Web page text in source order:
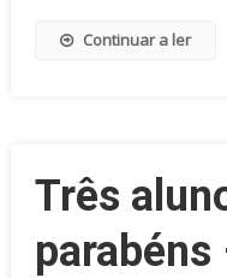
Continuar a ler
Três